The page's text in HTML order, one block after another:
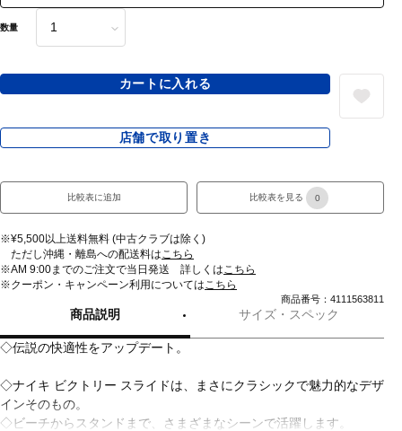
数量
カートに入れる
店舗で取り置き
比較表に追加 比較表を見る 0
※¥5,500以上送料無料 (中古クラブは除く)
ただし沖縄・離島への配送料はこちら
※AM 9:00までのご注文で当日発送 詳しくはこちら
※クーポン・キャンペーン利用についてはこちら
商品番号：4111563811
商品説明 サイズ・スペック
◇伝説の快適性をアップデート。
◇ナイキ ビクトリー スライドは、まさにクラシックで魅力的なデザ
インそのもの。
◇ビーチからスタンドまで、さまざまなシーンで活躍します。